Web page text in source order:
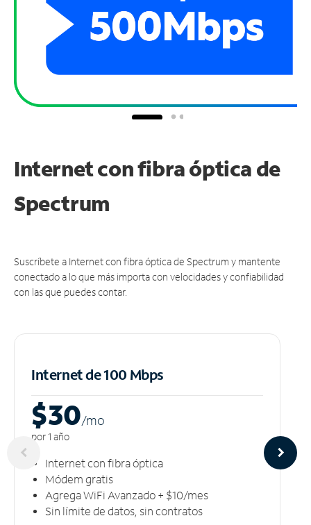
Internet con fibra óptica de
Spectrum
Suscríbete a Internet con fibra óptica de Spectrum y mantente
conectado a lo que más importa con velocidades y confiabilidad
con las que puedes contar.
Internet de 100 Mbps
$30/mo
por 1 año
Internet con fibra óptica
Módem gratis
Agrega WiFi Avanzado + $10/mes
Sin límite de datos, sin contratos